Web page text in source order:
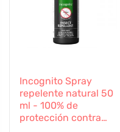
Incognito Spray
repelente natural 50
ml - 100% de
protección contra